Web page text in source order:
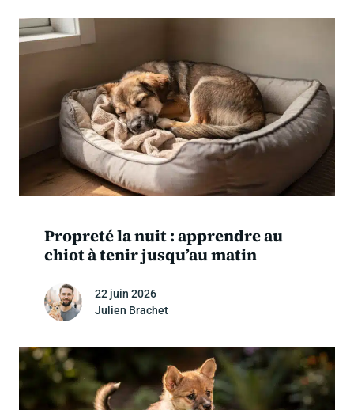
Propreté la nuit : apprendre au
chiot à tenir jusqu’au matin
22 juin 2026
Julien Brachet